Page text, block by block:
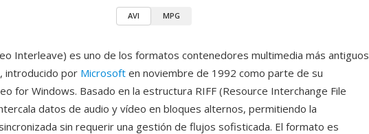
AVI MPG
Interleave) es uno de los formatos contenedores multimedia más antiguos
introducido por Microsoft en noviembre de 1992 como parte de su
for Windows. Basado en la estructura RIFF (Resource Interchange File
datos de audio y vídeo en bloques alternos, permitiendo la
sin requerir una gestión de flujos sofisticada. El formato es